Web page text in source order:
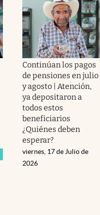
Continúan los pagos
de pensiones en julio
y agosto | Atención,
ya depositaron a
todos estos
beneficiarios
¿Quiénes deben
esperar?
viernes, 17 de Julio de
2026